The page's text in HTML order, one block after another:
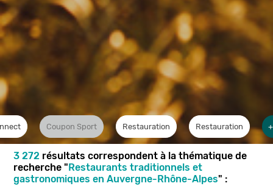
Coupon Sport Restauration Restauration
3 272 résultats correspondent à la thématique de
recherche "Restaurants traditionnels et
gastronomiques en Auvergne-Rhône-Alpes" :